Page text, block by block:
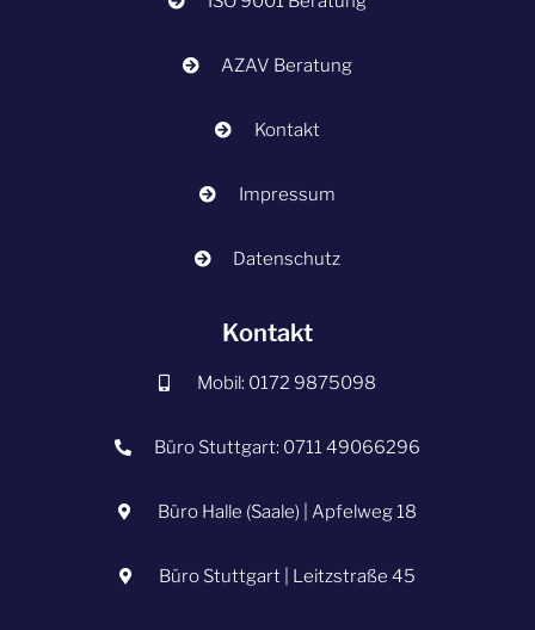
AZAV Beratung
Kontakt
Impressum
Datenschutz
Kontakt
Mobil: 0172 9875098
Büro Stuttgart: 0711 49066296
Büro Halle (Saale) | Apfelweg 18
Büro Stuttgart | Leitzstraße 45